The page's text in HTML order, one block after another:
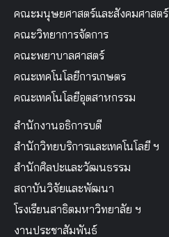
คณะมนุษยศาสตร์และสังคมศาสตร์
คณะวิทยาการจัดการ
คณะพยาบาลศาสตร์
คณะเทคโนโลยีการเกษตร
คณะเทคโนโลยีอุตสาหกรรม
สำนักงานอธิการบดี
สำนักวิทยบริการและเทคโนโลยี ฯ
สำนักศิลปะและวัฒนธรรม
สถาบันวิจัยและพัฒนา
โรงเรียนสาธิตมหาวิทยาลัย ฯ
งานประชาสัมพันธ์